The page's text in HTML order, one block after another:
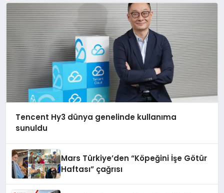
Tencent Hy3 dünya genelinde kullanıma
sunuldu
Mars Türkiye’den “Köpeğini İşe Götür
Haftası” çağrısı